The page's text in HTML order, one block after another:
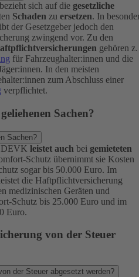
sich auf die gesetzliche
Schaden zu ersetzen. In
der Gesetzgeber jedoch den
zwingend vor. Zu den
gehören z.
für Fahrzeughalter:innen und die
In den meisten
zum Abschluss einer
verpflichtet.
Sachen?
Sachen?
DEVK leistet auch bei gemieteten
Schutz übernimmt sie Kosten
sogar bis 50.000 Euro. Im
die Haftpflichtversicherung
medizinischen Geräten und
Schutz bis 25.000 Euro und im
Euro.
von der Steuer
der Steuer abgesetzt werden?